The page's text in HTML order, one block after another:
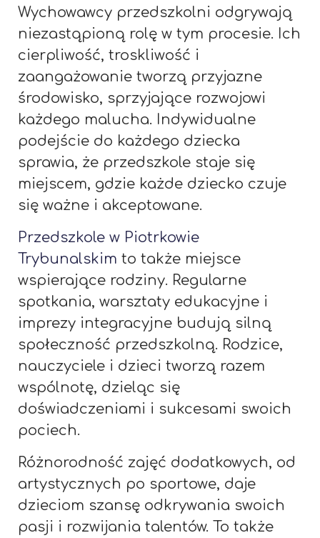
Wychowawcy przedszkolni odgrywają
niezastąpioną rolę w tym procesie. Ich
cierpliwość, troskliwość i
zaangażowanie tworzą przyjazne
środowisko, sprzyjające rozwojowi
każdego malucha. Indywidualne
podejście do każdego dziecka
sprawia, że przedszkole staje się
miejscem, gdzie każde dziecko czuje
się ważne i akceptowane.
Przedszkole w Piotrkowie
Trybunalskim to także miejsce
wspierające rodziny. Regularne
spotkania, warsztaty edukacyjne i
imprezy integracyjne budują silną
społeczność przedszkolną. Rodzice,
nauczyciele i dzieci tworzą razem
wspólnotę, dzieląc się
doświadczeniami i sukcesami swoich
pociech.
Różnorodność zajęć dodatkowych, od
artystycznych po sportowe, daje
dzieciom szansę odkrywania swoich
pasji i rozwijania talentów. To także